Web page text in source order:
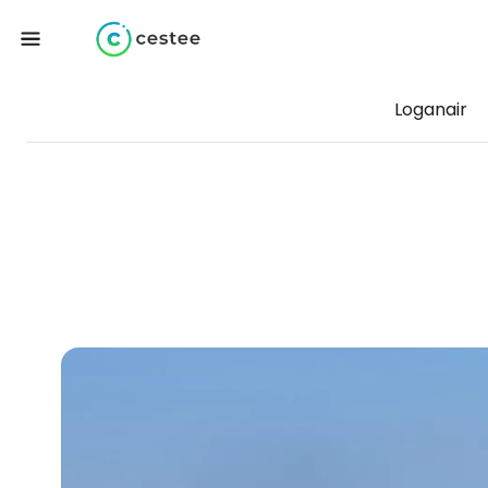
Loganair